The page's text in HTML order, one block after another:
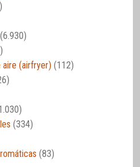
(6.930)
(airfryer) (112)
(334)
(83)